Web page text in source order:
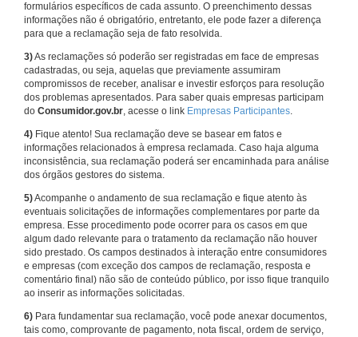
formulários específicos de cada assunto. O preenchimento dessas
informações não é obrigatório, entretanto, ele pode fazer a diferença
para que a reclamação seja de fato resolvida.
3)As reclamações só poderão ser registradas em face de empresas
cadastradas, ou seja, aquelas que previamente assumiram
compromissos de receber, analisar e investir esforços para resolução
dos problemas apresentados. Para saber quais empresas participam
do Consumidor.gov.br, acesse o link Empresas Participantes.
4) Fique atento! Sua reclamação deve se basear em fatos e
informações relacionados à empresa reclamada. Caso haja alguma
inconsistência, sua reclamação poderá ser encaminhada para análise
dos órgãos gestores do sistema.
5)Acompanhe o andamento de sua reclamação e fique atento às
eventuais solicitações de informações complementares por parte da
empresa. Esse procedimento pode ocorrer para os casos em que
algum dado relevante para o tratamento da reclamação não houver
sido prestado. Os campos destinados à interação entre consumidores
e empresas (com exceção dos campos de reclamação, resposta e
comentário final) não são de conteúdo público, por isso fique tranquilo
ao inserir as informações solicitadas.
6) Para fundamentar sua reclamação, você pode anexar documentos,
tais como, comprovante de pagamento, nota fiscal, ordem de serviço,